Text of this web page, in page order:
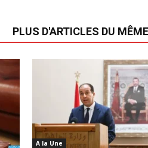
PLUS D'ARTICLES DU
A la Une